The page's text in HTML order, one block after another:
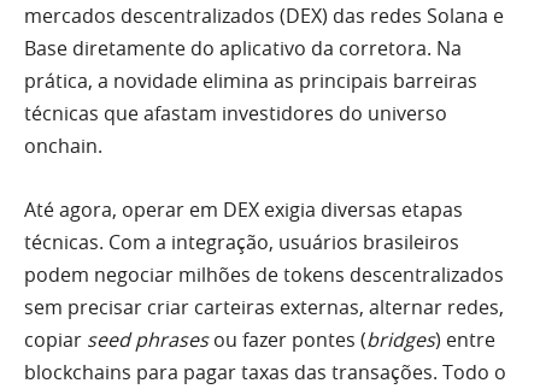
mercados descentralizados (DEX) das redes Solana e
Base diretamente do aplicativo da corretora. Na
prática, a novidade elimina as principais barreiras
técnicas que afastam investidores do universo
onchain.
Até agora, operar em DEX exigia diversas etapas
técnicas. Com a integração, usuários brasileiros
podem negociar milhões de tokens descentralizados
sem precisar criar carteiras externas, alternar redes,
copiar seed phrasesou fazer pontes (bridges) entre
blockchains para pagar taxas das transações. Todo o